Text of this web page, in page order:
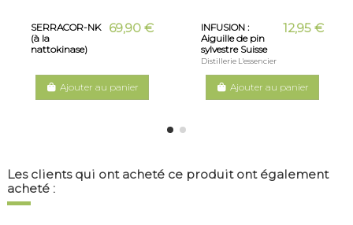
SERRACOR-NK
(à la
nattokinase)
69,90 €
Ajouter au panier
INFUSION :
Aiguille de pin
sylvestre Suisse
Distillerie L'essencier
12,95 €
Ajouter au panier
Les clients qui ont acheté ce produit ont également
acheté :